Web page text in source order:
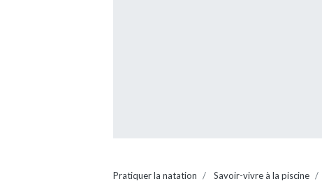
Pratiquer la natation Savoir-vivre à la piscine